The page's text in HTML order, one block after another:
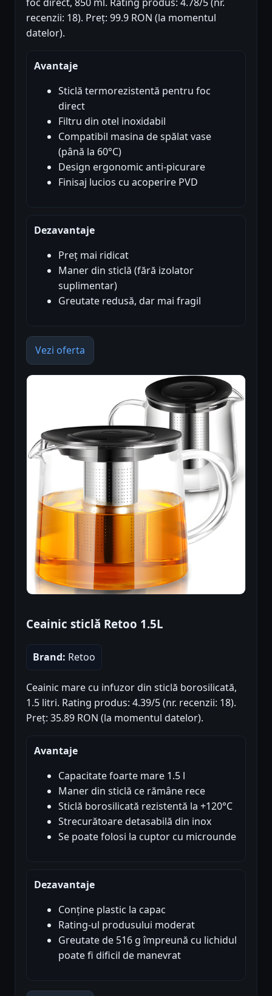
recenzii: 18). Preț: 99.9 RON (la momentul
datelor).
Avantaje
Sticlă termorezistentă pentru foc
direct
Filtru din otel inoxidabil
Compatibil masina de spălat vase
(până la 60°C)
Design ergonomic anti-picurare
Finisaj lucios cu acoperire PVD
Dezavantaje
Preț mai ridicat
Maner din sticlă (fără izolator
suplimentar)
Greutate redusă, dar mai fragil
Vezi oferta
Ceainic sticlă Retoo 1.5L
Brand: Retoo
Ceainic mare cu infuzor din sticlă borosilicată,
1.5 litri. Rating produs: 4.39/5 (nr. recenzii: 18).
Preț: 35.89 RON (la momentul datelor).
Avantaje
Capacitate foarte mare 1.5 l
Maner din sticlă ce rămâne rece
Sticlă borosilicată rezistentă la +120°C
Strecurătoare detasabilă din inox
Se poate folosi la cuptor cu microunde
Dezavantaje
Conține plastic la capac
Rating-ul produsului moderat
Greutate de 516 g împreună cu lichidul
poate fi dificil de manevrat